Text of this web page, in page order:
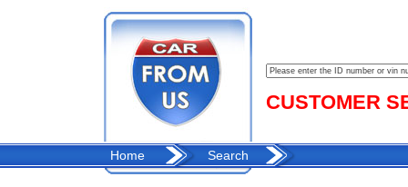
CUSTOMER
Home Search